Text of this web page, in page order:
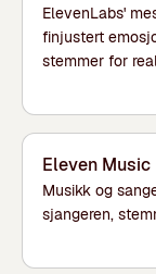
ElevenLabs'
finjustert
stemmer for
Eleven Music
Musikk og
sjangeren,